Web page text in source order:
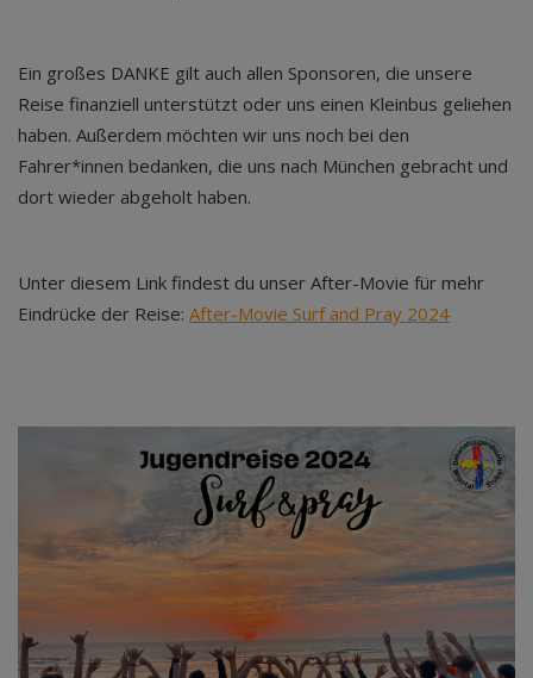
Ein großes DANKE gilt auch allen Sponsoren, die unsere
Reise finanziell unterstützt oder uns einen Kleinbus geliehen
haben. Außerdem möchten wir uns noch bei den
Fahrer*innen bedanken, die uns nach München gebracht und
dort wieder abgeholt haben.
Unter diesem Link findest du unser After-Movie für mehr
Eindrücke der Reise: After-Movie Surf and Pray 2024